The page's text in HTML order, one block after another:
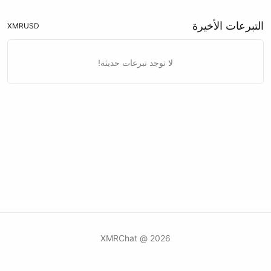
التبرعات الأخيرة USD
XMR
لا توجد تبرعات حديثة!
2026 @ XMRChat